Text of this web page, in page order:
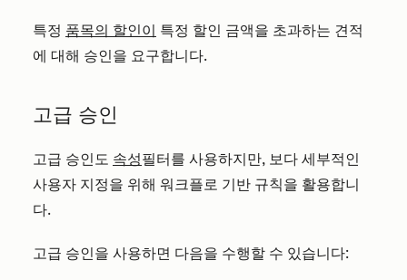
특정 품목의 할인이 특정 할인 금액을 초과하는 견적
에 대해 승인을 요구합니다.
고급 승인
고급 승인도 속성필터를 사용하지만, 보다 세부적인
사용자 지정을 위해 워크플로 기반 규칙을 활용합니
다.
고급 승인을 사용하면 다음을 수행할 수 있습니다: